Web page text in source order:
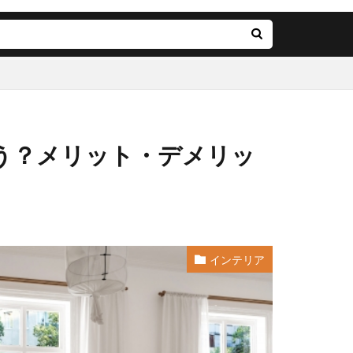
？メリット・デメリッ
インテリア